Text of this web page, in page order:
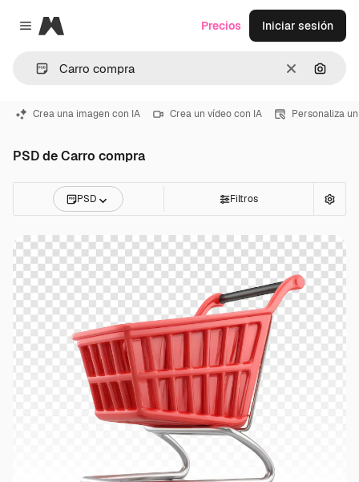
Close menu
Magnific
Borrar
Precios Iniciar sesión
Crea una imagen con IA Crea un vídeo con IA Personaliza
PSD de Carro compra
PSD Filtros